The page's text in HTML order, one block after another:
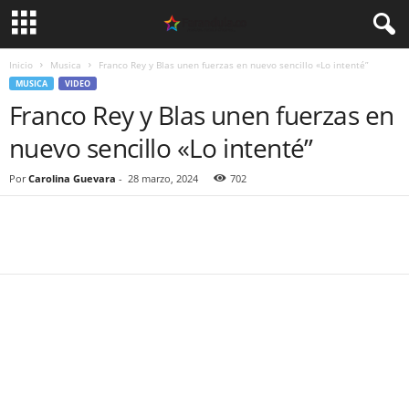
Inicio Musica Franco Rey y Blas unen fuerzas en nuevo sencillo «Lo intenté”
MUSICA VIDEO
Franco Rey y Blas unen fuerzas en
nuevo sencillo «Lo intenté”
Por Carolina Guevara - 28 marzo, 2024 702